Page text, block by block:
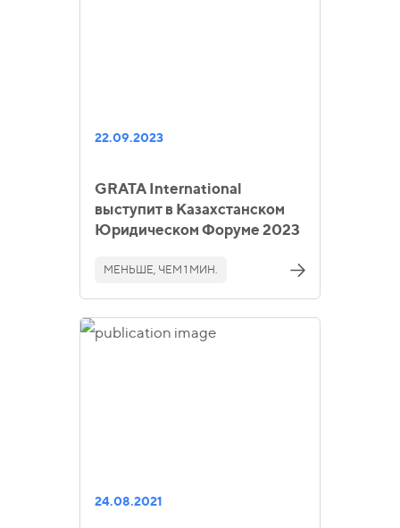
22.09.2023
GRATA International
выступит в Казахстанском
Юридическом Форуме 2023
МЕНЬШЕ, ЧЕМ 1 МИН.
24.08.2021